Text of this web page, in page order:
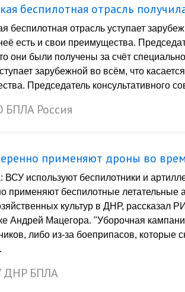
беспилотная отрасль
беспилотная отрасль уступает
есть и свои преимущества.
они были получены за счёт
зарубежной во всём, что
Председатель консультативного
БПЛА Россия
применяют дроны во
ВСУ используют беспилотники и
применяют беспилотные
культур в ДНР, рассказал
Андрей Мацегора. "Уборочная
либо из-за боеприпасов, которые
ДНР БПЛА